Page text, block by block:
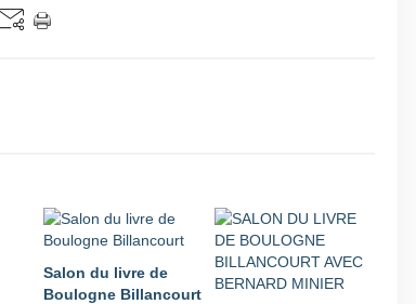
Salon du livre de
Boulogne Billancourt